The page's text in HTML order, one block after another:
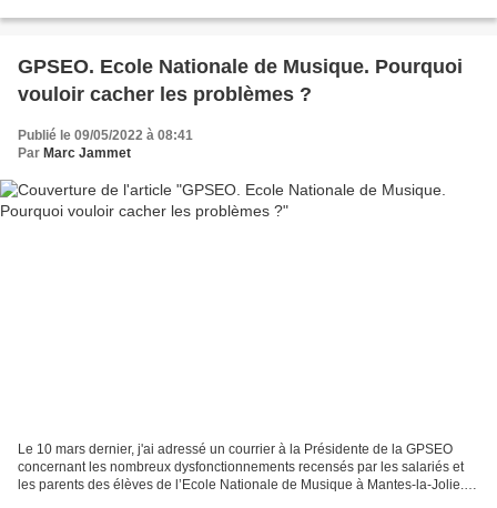
GPSEO. Ecole Nationale de Musique. Pourquoi
vouloir cacher les problèmes ?
Publié le 09/05/2022 à 08:41
Par Marc Jammet
Le 10 mars dernier, j'ai adressé un courrier à la Présidente de la GPSEO
concernant les nombreux dysfonctionnements recensés par les salariés et
les parents des élèves de l’Ecole Nationale de Musique à Mantes-la-Jolie. A